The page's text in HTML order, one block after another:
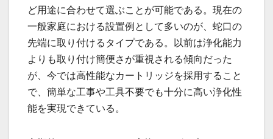
ど用途に合わせて選ぶことが可能である。現在の
一般家庭における設置例として多いのが、蛇口の
先端に取り付けるタイプである。以前は浄化能力
よりも取り付け簡便さが重視される傾向だった
が、今では高性能なカートリッジを採用すること
で、簡単な工事や工具不要でも十分に高い浄化性
能を実現できている。